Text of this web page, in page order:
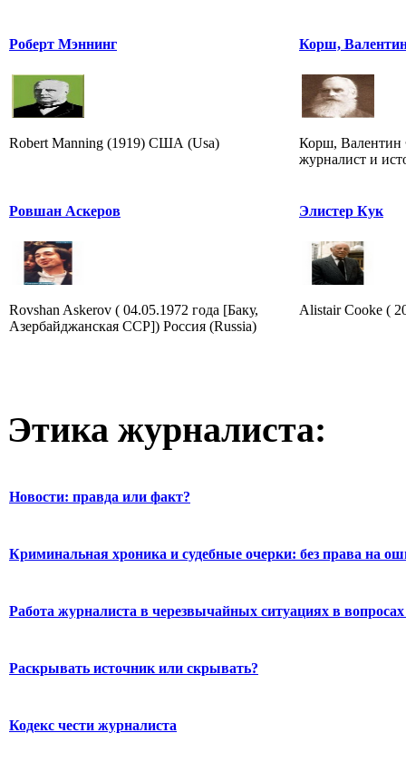
Роберт Мэннинг
Robert Manning (1919) США (Usa)
Корш,
Корш, Валентин
журналист и
Ровшан Аскеров
Rovshan Askerov ( 04.05.1972 года [Баку,
Азербайджанская ССР]) Россия (Russia)
Элистер Кук
Alistair Cooke (
Этика журналиста:
Новости: правда или факт?
Криминальная хроника и судебные очерки: без права на
Работа журналиста в черезвычайных ситуациях в вопросах
Раскрывать источник или скрывать?
Кодекс чести журналиста